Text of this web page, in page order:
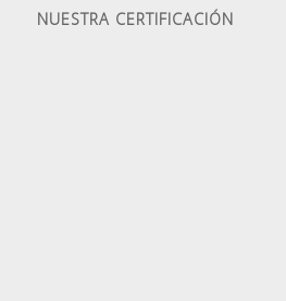
NUESTRA CERTIFICACIÓN